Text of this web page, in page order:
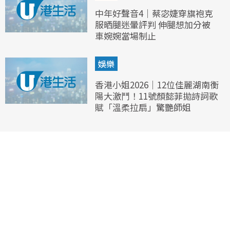
中年好聲音4｜蔡宓婕穿旗袍克
服晒腿迷暈評判 伸腿想加分被
車婉婉當場制止
娛樂
香港小姐2026｜12位佳麗湖南衡
陽大激鬥！11號顏懿菲拋詩詞歌
賦「溫柔拉扇」驚艷師姐